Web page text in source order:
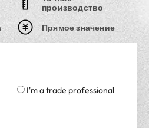
Прямое значение